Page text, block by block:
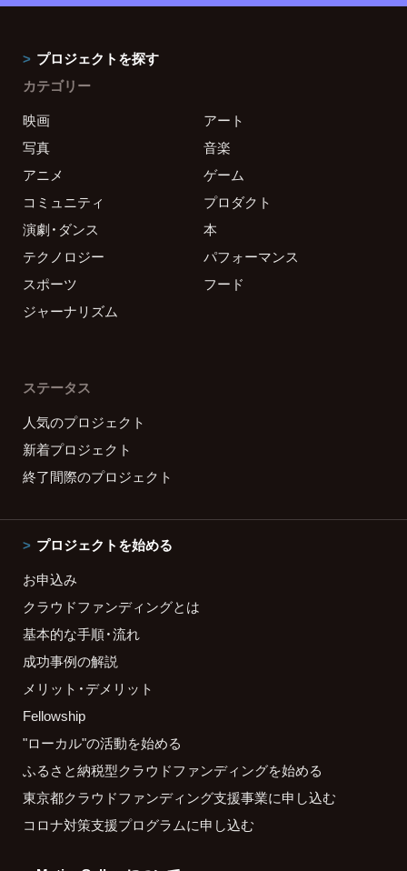
プロジェクトを探す
カテゴリー
映画
アート
写真
音楽
アニメ
ゲーム
コミュニティ
プロダクト
演劇・ダンス
本
テクノロジー
パフォーマンス
スポーツ
フード
ジャーナリズム
ステータス
人気のプロジェクト
新着プロジェクト
終了間際のプロジェクト
プロジェクトを始める
お申込み
クラウドファンディングとは
基本的な手順・流れ
成功事例の解説
メリット・デメリット
Fellowship
"ローカル"の活動を始める
ふるさと納税型クラウドファンディングを始める
東京都クラウドファンディング支援事業に申し込む
コロナ対策支援プログラムに申し込む